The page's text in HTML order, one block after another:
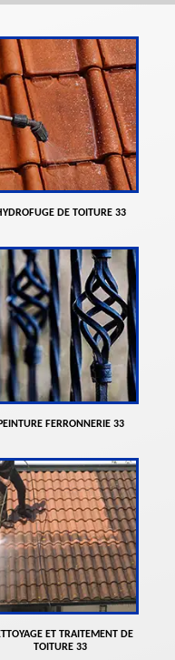
DE TOITURE 33
PEINTURE FERRONNERIE 33
ET TRAITEMENT DE
TOITURE 33